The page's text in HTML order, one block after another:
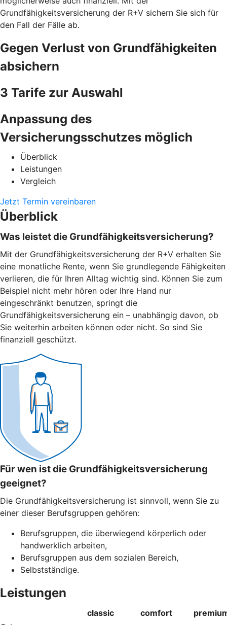
Grundfähigkeitsversicherung der R+V sichern Sie sich für
den Fall der Fälle ab.
Gegen Verlust von Grundfähigkeiten
absichern
3 Tarife zur Auswahl
Anpassung des
Versicherungsschutzes möglich
Überblick
Leistungen
Vergleich
Jetzt Termin vereinbaren
Überblick
Was leistet die Grundfähigkeitsversicherung?
Mit der Grundfähigkeitsversicherung der R+V erhalten Sie
eine monatliche Rente, wenn Sie grundlegende Fähigkeiten
verlieren, die für Ihren Alltag wichtig sind. Können Sie zum
Beispiel nicht mehr hören oder Ihre Hand nur
eingeschränkt benutzen, springt die
Grundfähigkeitsversicherung ein – unabhängig davon, ob
Sie weiterhin arbeiten können oder nicht. So sind Sie
finanziell geschützt.
Für wen ist die Grundfähigkeitsversicherung
geeignet?
Die Grundfähigkeitsversicherung ist sinnvoll, wenn Sie zu
einer dieser Berufsgruppen gehören:
Berufsgruppen, die überwiegend körperlich oder
handwerklich arbeiten,
Berufsgruppen aus dem sozialen Bereich,
Selbstständige.
Leistungen
classic comfort